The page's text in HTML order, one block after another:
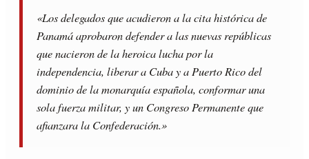
«Los delegados que acudieron a la cita histórica de
Panamá aprobaron defender a las nuevas repúblicas
que nacieron de la heroica lucha por la
independencia, liberar a Cuba y a Puerto Rico del
dominio de la monarquía española, conformar una
sola fuerza militar, y un Congreso Permanente que
afianzara la Confederación.»